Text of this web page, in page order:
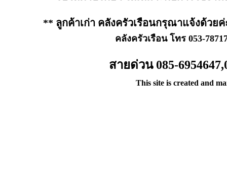
** ลูกค้าเก่า คลังครัวเรือนกรุณาแจ้งด้วยค่
คลังครัวเรือน โทร 053-
สายด่วน 085-
This site is created and